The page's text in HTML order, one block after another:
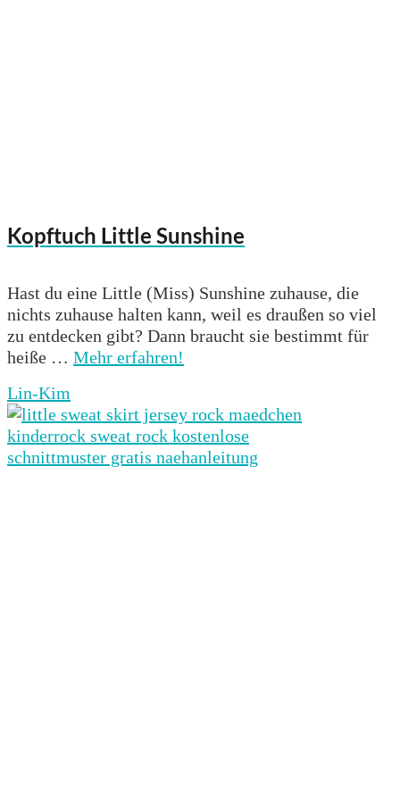
Kopftuch Little Sunshine
Hast du eine Little (Miss) Sunshine zuhause, die
nichts zuhause halten kann, weil es draußen so viel
zu entdecken gibt? Dann braucht sie bestimmt für
heiße … Mehr erfahren!
Lin-Kim